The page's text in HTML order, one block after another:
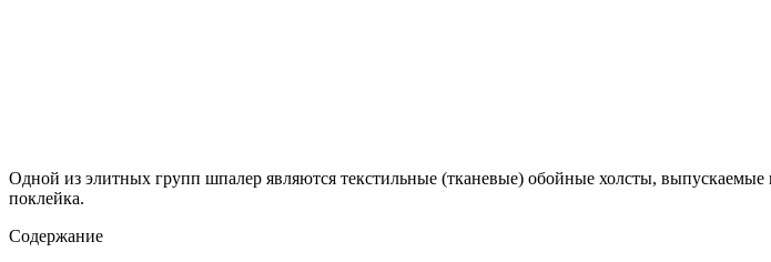
Одной из элитных групп шпалер являются текстильные (тканевые) обойные холсты,
поклейка.
Содержание